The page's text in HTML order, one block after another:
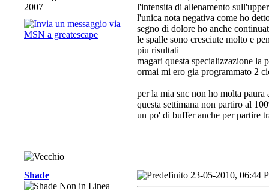
2007
l'intensita di allenamento
l'unica nota negativa come ho
segno di dolore ho anche
le spalle sono cresciute molto e
piu risultati
magari questa specializzazione la
ormai mi ero gia programmato 2
per la mia snc non ho molta paura
questa settimana non partiro al
un po' di buffer anche per partire
Shade 23-05-2010, 06:44